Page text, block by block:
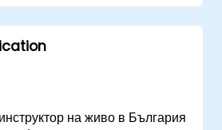
на живо в България